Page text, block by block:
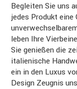
Begleiten Sie uns
jedes Produkt
leben Ihre
Sie genießen die
italienische
ein in den Luxus
Design Zeugnis